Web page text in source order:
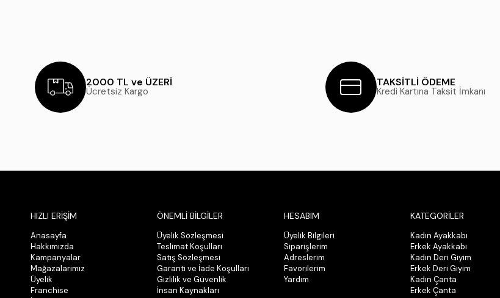
2000 TL ve ÜZERİ
Ücretsiz Kargo
TAKSİTLİ ÖDEME
Kredi Kartına Taksit İmkanı
HIZLI ERİŞİM
Anasayfa
Hakkımızda
Kampanyalar
Mağazalarımız
Üyelik
Franchise
ÖNEMLİ BİLGİLER
Üyelik Sözleşmesi
Teslimat Koşulları
Satış Sözleşmesi
Garanti ve İade Koşulları
Gizlilik ve Güvenlik
İnsan Kaynakları
HESABIM
Üyelik Bilgileri
Siparişlerim
Adreslerim
Favorilerim
Yardım
KATEGORİLER
Kadın Ayakkabı
Erkek Ayakkabı
Kadın Deri Giyim
Erkek Deri Giyim
Kadın Çanta
Erkek Çanta